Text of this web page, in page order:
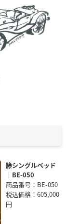
籐シングルベッド
｜BE-050
商品番号：BE-050
税込価格：605,000
円